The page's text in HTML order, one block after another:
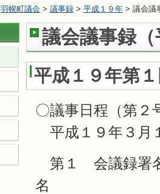
羽幌町議会 > 議事録 > 平成１９年 > 議会議
議会議事録
平成１９年第
〇議事日程（第２
平成１９年３月
第１ 会議録署